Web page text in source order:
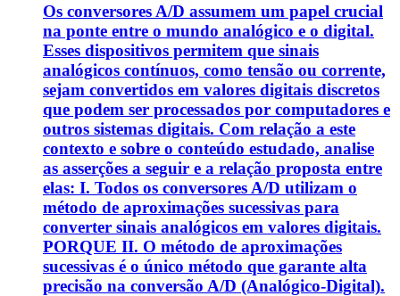
Os conversores A/D assumem um papel crucial
na ponte entre o mundo analógico e o digital.
Esses dispositivos permitem que sinais
analógicos contínuos, como tensão ou corrente,
sejam convertidos em valores digitais discretos
que podem ser processados por computadores e
outros sistemas digitais. Com relação a este
contexto e sobre o conteúdo estudado, analise
as asserções a seguir e a relação proposta entre
elas: I. Todos os conversores A/D utilizam o
método de aproximações sucessivas para
converter sinais analógicos em valores digitais.
PORQUE II. O método de aproximações
sucessivas é o único método que garante alta
precisão na conversão A/D (Analógico-Digital).